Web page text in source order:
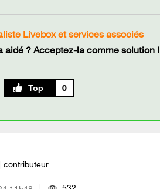
Livebox et services associés
aidé ? Acceptez-la comme solution !
0
contributeur